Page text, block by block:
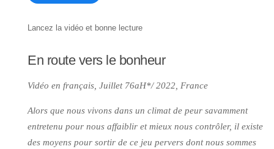
Lancez la vidéo et bonne lecture
En route vers le bonheur
Vidéo en français, Juillet 76aH*/ 2022, France
Alors que nous vivons dans un climat de peur savamment
entretenu pour nous affaiblir et mieux nous contrôler, il existe
des moyens pour sortir de ce jeu pervers dont nous sommes